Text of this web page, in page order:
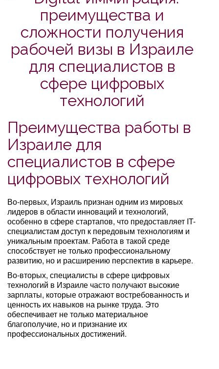
Преимущества работы в
Израиле для
специалистов в сфере
цифровых технологий
Во-первых, Израиль признан одним из мировых
лидеров в области инноваций и технологий,
особенно в сфере стартапов, что предоставляет IT-
специалистам доступ к передовым технологиям и
уникальным проектам. Работа в такой среде
способствует не только профессиональному
развитию, но и расширению перспектив в карьере.
Во-вторых, специалисты в сфере цифровых
технологий в Израиле часто получают высокие
зарплаты, которые отражают востребованность и
ценность их навыков на рынке труда. Это
обеспечивает не только материальное
благополучие, но и признание их
профессиональных достижений.